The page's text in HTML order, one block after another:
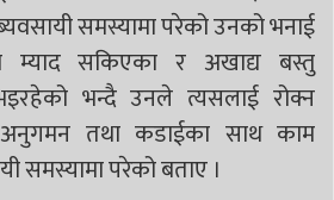
समस्यामा परेको उनको भनाई
म्याद सकिएका र अखाद्य बस्तु
भन्दै उनले त्यसलाई रोक्न
अनुगमन तथा कडाईका साथ काम
समस्यामा परेको बताए ।